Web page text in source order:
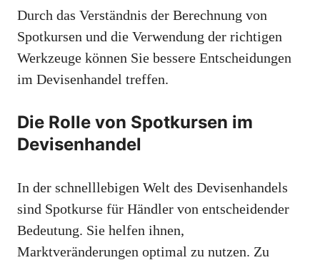
Durch das Verständnis der Berechnung von
Spotkursen und die Verwendung der richtigen
Werkzeuge können Sie bessere Entscheidungen
im Devisenhandel treffen.
Die Rolle von Spotkursen im
Devisenhandel
In der schnelllebigen Welt des Devisenhandels
sind Spotkurse für Händler von entscheidender
Bedeutung. Sie helfen ihnen,
Marktveränderungen optimal zu nutzen. Zu